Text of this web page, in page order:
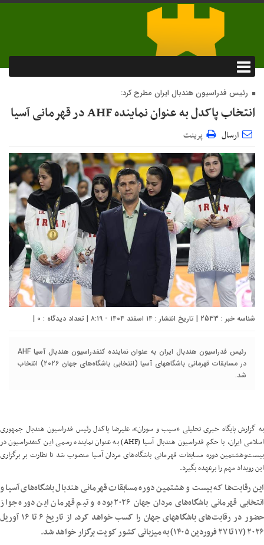
رئیس فدراسیون هندبال ایران مطرح کرد:
انتخاب پاکدل به عنوان نماینده AHF در قهرمانی آسیا
ارسال پرینت
شناسه خبر : 2533 | تاریخ انتشار : ۱۴ اسفند ۱۴۰۴ - ۸:۱۹ | تعداد دیدگاه : ۰ |
رئیس فدراسیون هندبال ایران به عنوان نماینده کنفدراسیون هندبال آسیا AHF
در مسابقات قهرمانی باشگاههای آسیا (انتخابی باشگاه‌های جهان ۲۰۲۶) انتخاب
شد.
به گزارش پایگاه خبری تحلیلی «سیبو سوران»، علیرضا پاکدل رئیس فدراسیون هندبال جمهوری
اسلامی ایران، با حکم فدراسیون هندبال آسیا (AHF) به عنوان نماینده رسمی این کنفدراسیون در
بیست‌وهشتمین دوره مسابقات قهرمانی باشگاه‌های مردان آسیا منصوب شد تا نظارت بر برگزاری
این رویداد مهم را برعهده بگیرد.
این رقابت‌ها که بیست و هشتمین دوره مسابقات قهرمانی هندبال باشگاه‌های آسیا و
انتخابی قهرمانی باشگاه‌های مردان جهان ۲۰۲۶ بوده و تیم قهرمان این دوره جواز
حضور در رقابت‌های باشگاههای جهان را کسب خواهد کرد، از تاریخ ۶ تا ۱۶ آوریل
۲۰۲۶ (۱۷ تا ۲۷ فروردین ۱۴۰۵) به میزبانی کشور کویت برگزار خواهد شد.